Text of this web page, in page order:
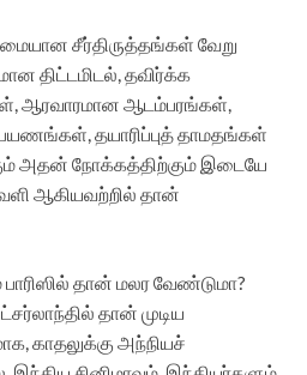
சீர்திருத்தங்கள் வேறு
திட்டமிடல், தவிர்க்க
ஆரவாரமான ஆடம்பரங்கள்,
தயாரிப்புத் தாமதங்கள்
அதன் நோக்கத்திற்கும் இடையே
ஆகியவற்றில் தான்
தான் மலர வேண்டுமா?
தான் முடிய
காதலுக்கு அந்நியச்